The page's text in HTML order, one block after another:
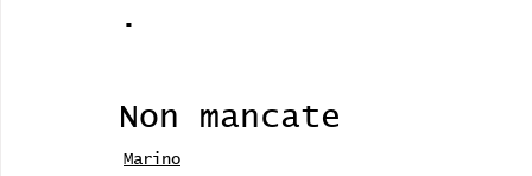
.
Non mancate
Marino